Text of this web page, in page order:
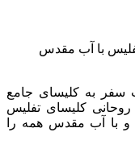
با آب مقدس
سفر به کلیسای جامع
روحانی کلیسای تفلیس
با آب مقدس همه را